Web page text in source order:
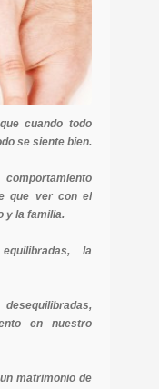
cuando todo
se siente bien.
que ver con el
y la familia.
la
en nuestro
matrimonio de